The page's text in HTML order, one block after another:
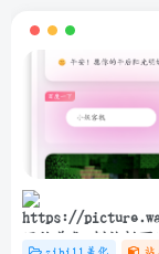
网站美化-侧边栏百
zibill美化 站